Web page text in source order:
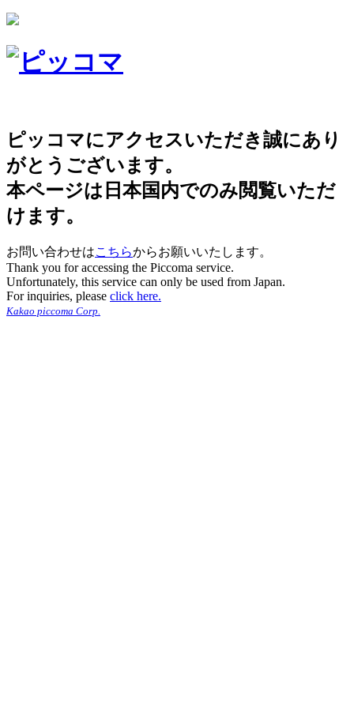
ピッコマにアクセスいただき誠にあり
がとうございます。
本ページは日本国内でのみ閲覧いただ
けます。
お問い合わせはこちらからお願いいたします。
Thank you for accessing the Piccoma service.
Unfortunately, this service can only be used from Japan.
For inquiries, please click here.
Kakao piccoma Corp.